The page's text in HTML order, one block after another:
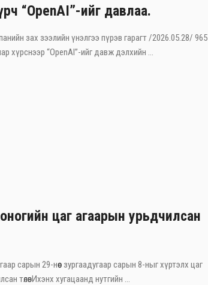
“OpenAI”-ийг давлаа.
зах зээлийн үнэлгээ пүрэв гарагт /2026.05.28/ 965
хүрснээр “OpenAI”-ийг давж дэлхийн ...
цаг агаарын урьдчилсан
сарын 29-нөөс зургаадугаар сарын 8-ныг хүртэлх цаг
төлөвИхэнх хугацаанд нутгийн ...